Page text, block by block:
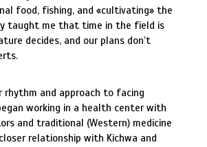
food, fishing, and «cultivating» the
taught me that time in the field is
decides, and our plans don’t
rhythm and approach to facing
working in a health center with
and traditional (Western) medicine
relationship with Kichwa and